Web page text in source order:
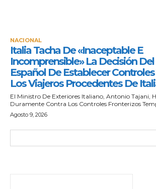
NACIONAL
Italia Tacha De «inaceptable E
Incomprensible» La Decisión
Español De Establecer
Los Viajeros Procedentes De
El Ministro De Exteriores Italiano, Antonio Tajani,
Duramente Contra Los Controles Fronterizos
Agosto 9, 2026